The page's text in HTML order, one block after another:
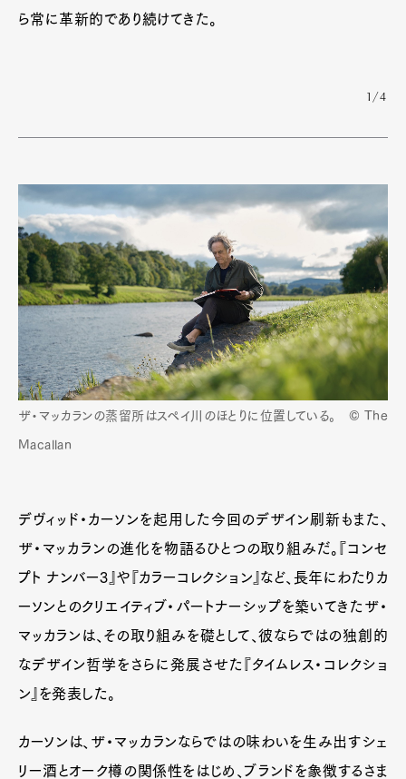
Art&Design WatchFashion
GourmetCars
ProductCultureLifestyle
Pen international Pen tw
ら常に革新的であり続けてきた。
1/4
ザ・マッカランの蒸留所はスペイ川のほとりに位置している。 © The
Macallan
デヴィッド・カーソンを起用した今回のデザイン刷新もまた、
ザ・マッカランの進化を物語るひとつの取り組みだ。『コンセ
プト ナンバー3』や『カラーコレクション』など、長年にわたりカ
ーソンとのクリエイティブ・パートナーシップを築いてきたザ・
マッカランは、その取り組みを礎として、彼ならではの独創的
なデザイン哲学をさらに発展させた『タイムレス・コレクショ
ン』を発表した。
カーソンは、ザ・マッカランならではの味わいを生み出すシェ
リー酒とオーク樽の関係性をはじめ、ブランドを象徴するさま